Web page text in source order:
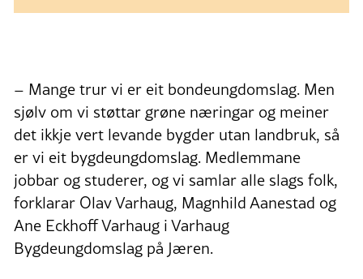
– Mange trur vi er eit bondeungdomslag. Men
sjølv om vi støttar grøne næringar og meiner
det ikkje vert levande bygder utan landbruk, så
er vi eit bygdeungdomslag. Medlemmane
jobbar og studerer, og vi samlar alle slags folk,
forklarar Olav Varhaug, Magnhild Aanestad og
Ane Eckhoff Varhaug i Varhaug
Bygdeungdomslag på Jæren.